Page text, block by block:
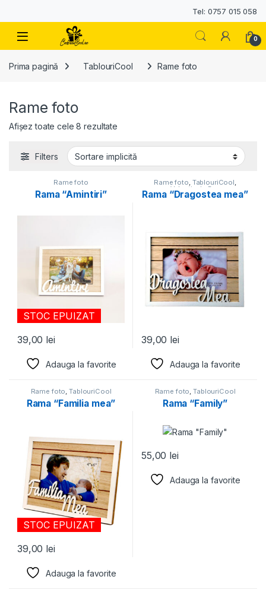
Tel: 0757 015 058
0
Prima pagină TablouriCool Rame foto
Rame foto
Afișez toate cele 8 rezultate
Filters
Rame foto
Rama “Amintiri”
STOC EPUIZAT
39,00 lei
Adauga la favorite
Rame foto, TablouriCool,
Valentine's Day
Rama “Dragostea mea”
39,00 lei
Adauga la favorite
Rame foto,TablouriCool
Rama “Familia mea”
STOC EPUIZAT
39,00 lei
Adauga la favorite
Rame foto,TablouriCool
Rama “Family”
55,00 lei
Adauga la favorite